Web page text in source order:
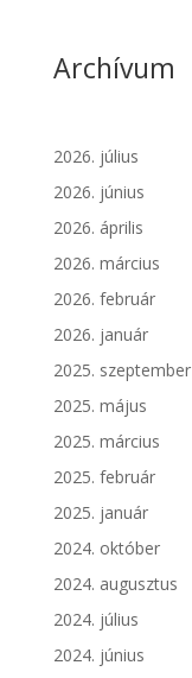
Archívum
2026. július
2026. június
2026. április
2026. március
2026. február
2026. január
2025. szeptember
2025. május
2025. március
2025. február
2025. január
2024. október
2024. augusztus
2024. július
2024. június